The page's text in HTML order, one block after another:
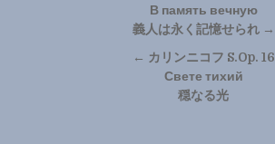
В память вечную
義人は永く記憶せられ →
← カリンニコフ S.Op. 16
Свете тихий
穏なる光